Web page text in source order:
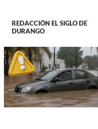
REDACCIÓN EL SIGLO DE
DURANGO